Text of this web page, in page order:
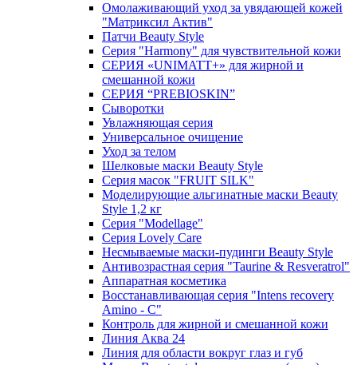
Омолаживающий уход за увядающей кожей
"Матриксил Актив"
Патчи Beauty Style
Серия "Harmony" для чувствительной кожи
СЕРИЯ «UNIMATT+» для жирной и
смешанной кожи
СЕРИЯ “PREBIOSKIN”
Сыворотки
Увлажняющая серия
Универсальное очищение
Уход за телом
Шелковые маски Beauty Style
Серия масок "FRUIT SILK"
Моделирующие альгинатные маски Beauty
Style 1,2 кг
Серия "Modellage"
Cерия Lovely Care
Несмываемые маски-пудинги Beauty Style
Антивозрастная серия "Taurine & Resveratrol"
Аппаратная косметика
Восстанавливающая серия "Intens recovery
Amino - C"
Контроль для жирной и смешанной кожи
Линия Аква 24
Линия для области вокруг глаз и губ